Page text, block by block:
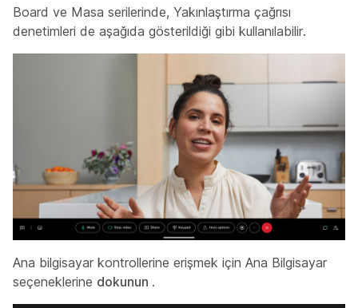
Board ve Masa serilerinde, Yakınlaştırma çağrısı
denetimleri de aşağıda gösterildiği gibi kullanılabilir.
Ana bilgisayar kontrollerine erişmek için Ana Bilgisayar
seçeneklerine dokunun .